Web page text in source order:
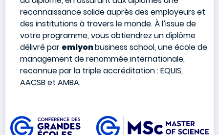
reconnaissance solide auprès des employeurs et
des institutions à travers le monde. À l’issue de
votre programme, vous obtiendrez un diplôme
délivré par emlyonbusiness school, une école de
management de renommée internationale,
reconnue par la triple accréditation : EQUIS,
AACSB et AMBA.
Image